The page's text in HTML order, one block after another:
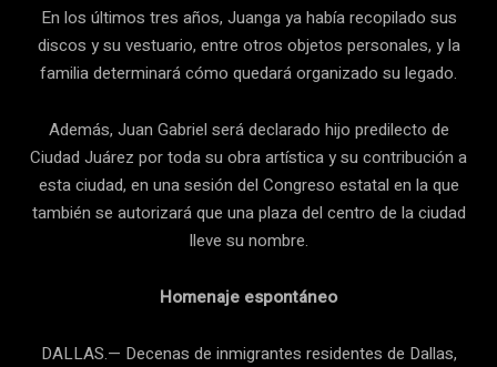
En los últimos tres años, Juanga ya había recopilado sus
discos y su vestuario, entre otros objetos personales, y la
familia determinará cómo quedará organizado su legado.
Además, Juan Gabriel será declarado hijo predilecto de
Ciudad Juárez por toda su obra artística y su contribución a
esta ciudad, en una sesión del Congreso estatal en la que
también se autorizará que una plaza del centro de la ciudad
lleve su nombre.
Homenaje espontáneo
DALLAS.— Decenas de inmigrantes residentes de Dallas,